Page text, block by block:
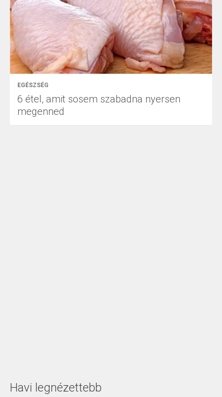
EGÉSZSÉG
6 étel, amit sosem szabadna nyersen
megenned
Havi legnézettebb